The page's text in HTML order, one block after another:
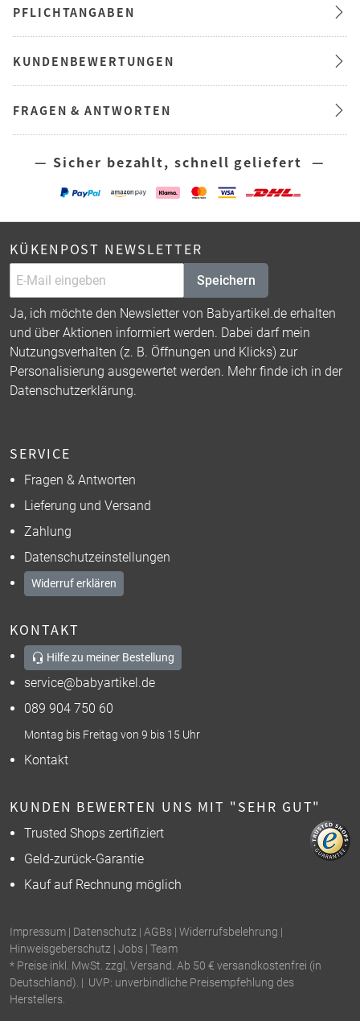
PFLICHTANGABEN
KUNDENBEWERTUNGEN
FRAGEN & ANTWORTEN
— Sicher bezahlt, schnell geliefert —
KÜKENPOST NEWSLETTER
Speichern
Ja, ich möchte den Newsletter von Babyartikel.de erhalten
und über Aktionen informiert werden. Dabei darf mein
Nutzungsverhalten (z. B. Öffnungen und Klicks) zur
Personalisierung ausgewertet werden. Mehr finde ich in der
Datenschutzerklärung.
SERVICE
Fragen & Antworten
Lieferung und Versand
Zahlung
Datenschutzeinstellungen
Widerruf erklären
KONTAKT
Hilfe zu meiner Bestellung
service@babyartikel.de
089 904 750 60
Montag bis Freitag von 9 bis 15 Uhr
Kontakt
KUNDEN BEWERTEN UNS MIT "SEHR GUT"
Trusted Shops zertifiziert
Geld-zurück-Garantie
Kauf auf Rechnung möglich
Impressum | Datenschutz | AGBs | Widerrufsbelehrung |
Hinweisgeberschutz | Jobs | Team
* Preise inkl. MwSt. zzgl. Versand. Ab 50 € versandkostenfrei (in
Deutschland). | UVP: unverbindliche Preisempfehlung des
Herstellers.